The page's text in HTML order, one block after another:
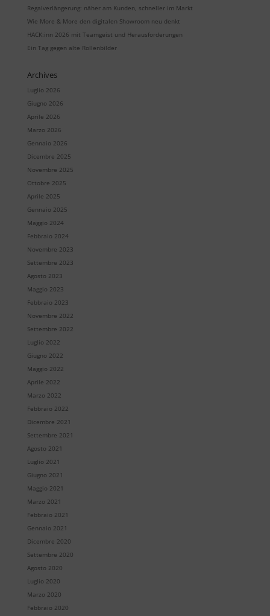
Regalverlängerung: näher am Kunden, schneller im Markt
Wie More & More den digitalen Showroom neu denkt
HACK:inn 2026 mit Teamgeist und Herausforderungen
Ein Tag gegen alte Rollenbilder
Archives
Luglio 2026
Giugno 2026
Aprile 2026
Marzo 2026
Gennaio 2026
Dicembre 2025
Novembre 2025
Ottobre 2025
Aprile 2025
Gennaio 2025
Maggio 2024
Febbraio 2024
Novembre 2023
Settembre 2023
Agosto 2023
Maggio 2023
Febbraio 2023
Novembre 2022
Settembre 2022
Luglio 2022
Giugno 2022
Maggio 2022
Aprile 2022
Marzo 2022
Febbraio 2022
Dicembre 2021
Settembre 2021
Agosto 2021
Luglio 2021
Giugno 2021
Maggio 2021
Marzo 2021
Febbraio 2021
Gennaio 2021
Dicembre 2020
Settembre 2020
Agosto 2020
Luglio 2020
Marzo 2020
Febbraio 2020